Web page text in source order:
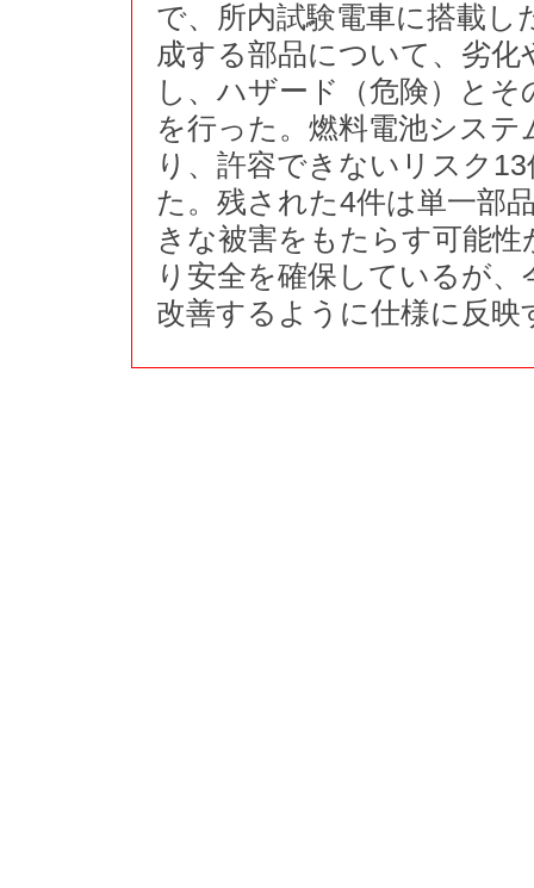
で、所内試験電車に搭載
成する部品について、劣
し、ハザード（危険）と
を行った。燃料電池シス
り、許容できないリスク
た。残された4件は単一部
きな被害をもたらす可能
り安全を確保しているが
改善するように仕様に反映